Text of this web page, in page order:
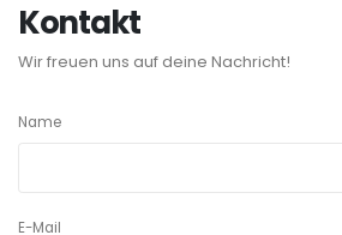
Kontakt
Wir freuen uns auf deine Nachricht!
Name
E-Mail